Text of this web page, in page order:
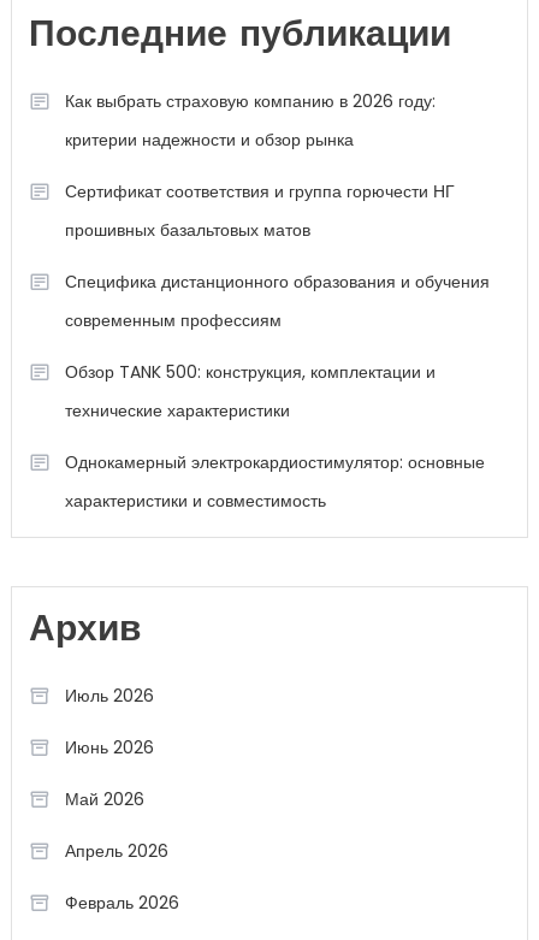
Последние публикации
Как выбрать страховую компанию в 2026 году:
критерии надежности и обзор рынка
Сертификат соответствия и группа горючести НГ
прошивных базальтовых матов
Специфика дистанционного образования и обучения
современным профессиям
Обзор TANK 500: конструкция, комплектации и
технические характеристики
Однокамерный электрокардиостимулятор: основные
характеристики и совместимость
Архив
Июль 2026
Июнь 2026
Май 2026
Апрель 2026
Февраль 2026